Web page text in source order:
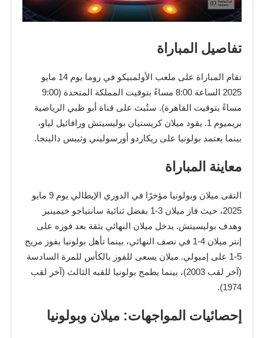
تفاصيل المباراة
تقام المباراة على ملعب الأولمبيكو في روما يوم 14 مايو
2025 الساعة 8:00 مساءً بتوقيت المملكة المتحدة (9:00
مساءً بتوقيت القاهرة). ستُبث على قناة أبو ظبي الرياضية
بريميوم 1. يقود ميلان كريستيان بوليسيتش ورافائيل لياو،
بينما يعتمد بولونيا على ريكاردو أورسوليني وثييس دالينجا.
معاينة المباراة
التقى ميلان وبولونيا مؤخرًا في الدوري الإيطالي يوم 9 مايو
2025، حيث فاز ميلان 3-1 بفضل ثنائية سانتياجو خيمينيز
وهدف بوليسيتش. يدخل ميلان النهائي بثقة بعد فوزه على
إنتر ميلان 4-1 في نصف النهائي، بينما تأهل بولونيا بفوز مريح
5-1 على إمبولي. ميلان يسعى للفوز بالكأس للمرة السادسة
(آخر لقب 2003)، بينما يطمح بولونيا للقبه الثالث (آخر لقب
1974).
إحصائيات المواجهات: ميلان وبولونيا